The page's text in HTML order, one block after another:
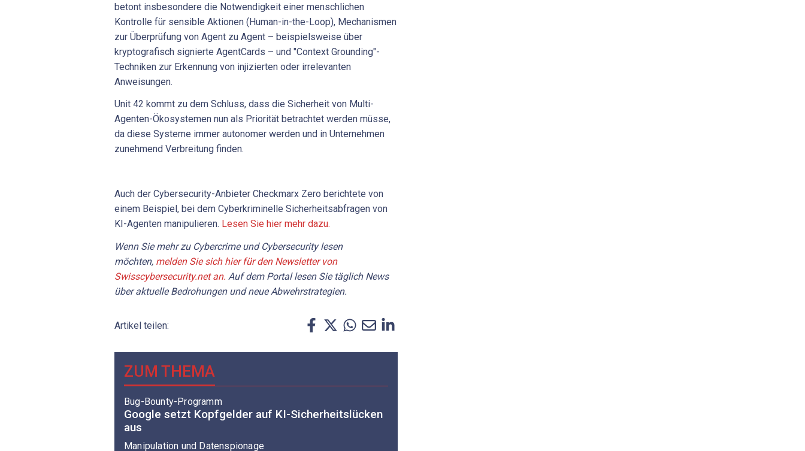
betont insbesondere die Notwendigkeit einer menschlichen
Kontrolle für sensible Aktionen (Human-in-the-Loop), Mechanismen
zur Überprüfung von Agent zu Agent – beispielsweise über
kryptografisch signierte AgentCards – und "Context Grounding"-
Techniken zur Erkennung von injizierten oder irrelevanten
Anweisungen.
Unit 42 kommt zu dem Schluss, dass die Sicherheit von Multi-
Agenten-Ökosystemen nun als Priorität betrachtet werden müsse,
da diese Systeme immer autonomer werden und in Unternehmen
zunehmend Verbreitung finden.
Auch der Cybersecurity-Anbieter Checkmarx Zero berichtete von
einem Beispiel, bei dem Cyberkriminelle Sicherheitsabfragen von
KI-Agenten manipulieren. Lesen Sie hier mehr dazu.
Wenn Sie mehr zu Cybercrime und Cybersecurity lesen
möchten, melden Sie sich hier für den Newsletter von
Swisscybersecurity.net an. Auf dem Portal lesen Sie täglich News
über aktuelle Bedrohungen und neue Abwehrstrategien.
Artikel teilen:
ZUM THEMA
Bug-Bounty-Programm
Google setzt Kopfgelder auf KI-Sicherheitslücken
aus
Manipulation und Datenspionage